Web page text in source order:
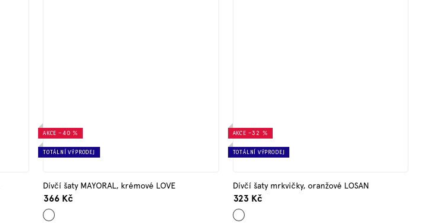
AKCE –40 %
TOTÁLNÍ VÝPRODEJ
Dívčí šaty MAYORAL, krémové LOVE
366 Kč
Krémová
AKCE –32 %
TOTÁLNÍ VÝPRODEJ
Dívčí šaty mrkvičky, oranžové LOSAN
323 Kč
Oranžová